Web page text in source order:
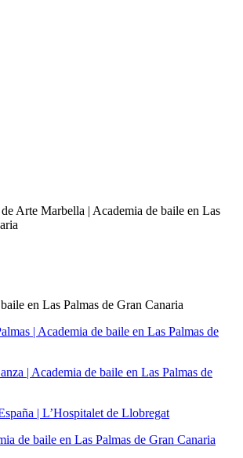
Arte Marbella | Academia de baile en Las
en Las Palmas de Gran Canaria
| Academia de baile en Las Palmas de
| Academia de baile en Las Palmas de
| L’Hospitalet de Llobregat
de baile en Las Palmas de Gran Canaria